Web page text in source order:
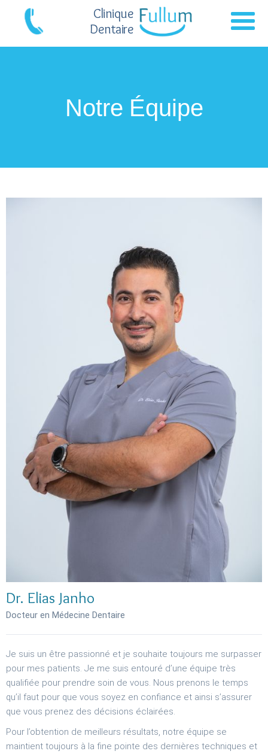
Clinique
Dentaire
Notre Équipe
Dr. Elias Janho
Docteur en Médecine Dentaire
Je suis un être passionné et je souhaite toujours me surpasser
pour mes patients. Je me suis entouré d’une équipe très
qualifiée pour prendre soin de vous. Nous prenons le temps
qu’il faut pour que vous soyez en confiance et ainsi s’assurer
que vous prenez des décisions éclairées.
Pour l’obtention de meilleurs résultats, notre équipe se
maintient toujours à la fine pointe des dernières techniques et